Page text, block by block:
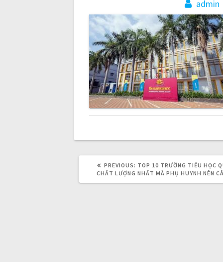
admin
i
g
a
PREVIOUS: P
R
TOP 10 TRƯỜNG TIỂU HỌC
CHẤT LƯỢNG NHẤT MÀ PHỤ HUYNH NÊN